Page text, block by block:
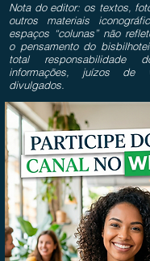
Nota do editor: os textos,
outros materiais
espaços “colunas” não
o pensamento do
total responsabilidade
informações, juízos de
divulgados.